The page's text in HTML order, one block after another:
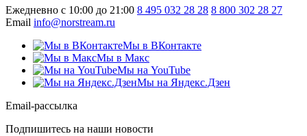
Ежедневно с 10:00 до 21:00 8 495 032 28 28 8 800 302 28 27
Email info@norstream.ru
Мы в ВКонтакте
Мы в Макс
Мы на YouTube
Мы на Яндекс.Дзен
Email-рассылка
Подпишитесь на наши новости